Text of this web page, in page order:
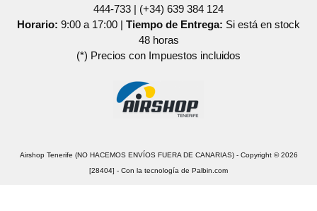
444-733 | (+34) 639 384 124
Horario: 9:00 a 17:00 | Tiempo de Entrega: Si está en stock
48 horas
(*) Precios con Impuestos incluidos
Airshop Tenerife (NO HACEMOS ENVÍOS FUERA DE CANARIAS)- Copyright © 2026
[28404] - Con la tecnología de Palbin.com